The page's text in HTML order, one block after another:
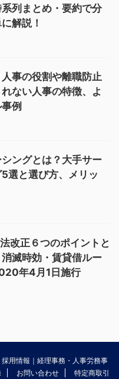
列まとめ・要約で分
解説！
事の役割や離職防止
ない人事の特徴、よ
例
ングとは？大手サー
選と選び方、メリッ
改正６つのポイントと
滅時効・賃貸借ルー
年4月1日施行
採用情報｜経理事務・人事労務事
お問い合わせ 特定商取引